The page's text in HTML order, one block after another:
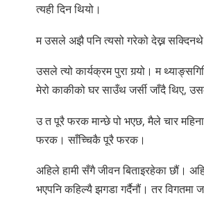
त्यही दिन थियो।
म उसले अझै पनि त्यसो गरेको देख्न
उसले त्यो कार्यक्रम पुरा गर्‍यो। म
मेरो काकीको घर साउँथ जर्सी जाँदै थिए,
उ त पूरै फरक मान्छे पो भएछ, मैले चार
फरक। साँच्चिकै पूरै फरक।
अहिले हामी सँगै जीवन बिताइरहेका छौं।
भएपनि कहिल्यै झगडा गर्दैनौं। तर विगतमा